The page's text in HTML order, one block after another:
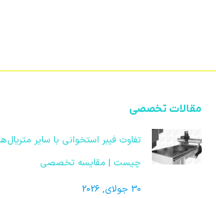
مقالات تخصصی
چیست | مقایسه تخصصی
30 جولای, 2026